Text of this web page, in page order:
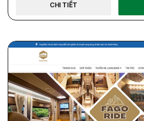
CHI TIẾT